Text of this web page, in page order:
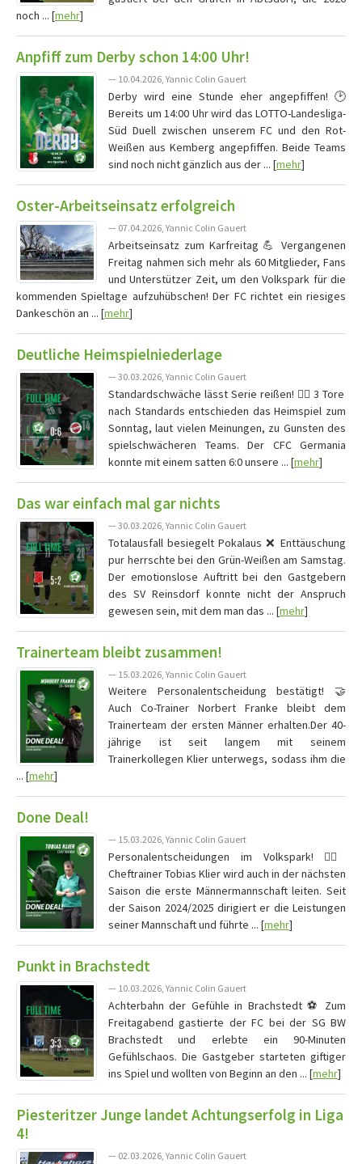
noch ... [mehr]
Anpfiff zum Derby schon 14:00 Uhr!
— 10.04.2026, Yannic Colin Gauert
Derby wird eine Stunde eher angepfiffen! 🕑
Bereits um 14:00 Uhr wird das LOTTO-Landesliga-
Süd Duell zwischen unserem FC und den Rot-
Weißen aus Kemberg angepfiffen. Beide Teams
sind noch nicht gänzlich aus der ... [mehr]
Oster-Arbeitseinsatz erfolgreich
— 07.04.2026, Yannic Colin Gauert
Arbeitseinsatz zum Karfreitag 💪 Vergangenen
Freitag nahmen sich mehr als 60 Mitglieder, Fans
und Unterstützer Zeit, um den Volkspark für die
kommenden Spieltage aufzuhübschen! Der FC richtet ein riesiges
Dankeschön an ... [mehr]
Deutliche Heimspielniederlage
— 30.03.2026, Yannic Colin Gauert
Standardschwäche lässt Serie reißen! ⛓️‍💥 3 Tore
nach Standards entschieden das Heimspiel zum
Sonntag, laut vielen Meinungen, zu Gunsten des
spielschwächeren Teams. Der CFC Germania
konnte mit einem satten 6:0 unsere ... [mehr]
Das war einfach mal gar nichts
— 30.03.2026, Yannic Colin Gauert
Totalausfall besiegelt Pokalaus ❌ Enttäuschung
pur herrschte bei den Grün-Weißen am Samstag.
Der emotionslose Auftritt bei den Gastgebern
des SV Reinsdorf konnte nicht der Anspruch
gewesen sein, mit dem man das ... [mehr]
Trainerteam bleibt zusammen!
— 15.03.2026, Yannic Colin Gauert
Weitere Personalentscheidung bestätigt! 🤝
Auch Co-Trainer Norbert Franke bleibt dem
Trainerteam der ersten Männer erhalten.Der 40-
jährige ist seit langem mit seinem
Trainerkollegen Klier unterwegs, sodass ihm die
... [mehr]
Done Deal!
— 15.03.2026, Yannic Colin Gauert
Personalentscheidungen im Volkspark! ✍🏻
Cheftrainer Tobias Klier wird auch in der nächsten
Saison die erste Männermannschaft leiten. Seit
der Saison 2024/2025 dirigiert er die Leistungen
seiner Mannschaft und führte ... [mehr]
Punkt in Brachstedt
— 10.03.2026, Yannic Colin Gauert
Achterbahn der Gefühle in Brachstedt ⚽️ Zum
Freitagabend gastierte der FC bei der SG BW
Brachstedt und erlebte ein 90-Minuten
Gefühlschaos. Die Gastgeber starteten giftiger
ins Spiel und wollten von Beginn an den ... [mehr]
Piesteritzer Junge landet Achtungserfolg in Liga
4!
— 02.03.2026, Yannic Colin Gauert